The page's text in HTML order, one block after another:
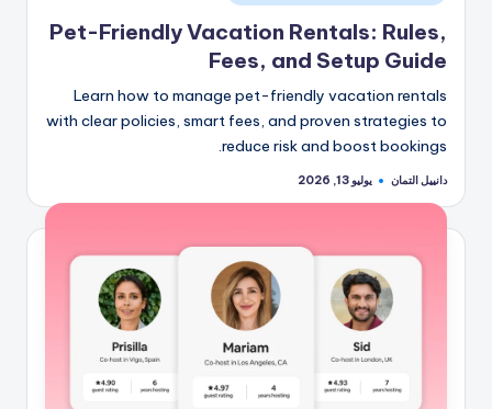
في
Pet-Friendly Vacation Rentals: Rules,
Fees, and Setup Guide
Learn how to manage pet-friendly vacation rentals
with clear policies, smart fees, and proven strategies to
reduce risk and boost bookings.
تمّ
بواسطة
دانييل التمان يوليو 13, 2026